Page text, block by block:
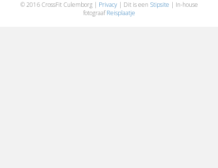
© 2016 CrossFit Culemborg | Privacy| Dit is een Stipsite | In-house
fotograafReisplaatje